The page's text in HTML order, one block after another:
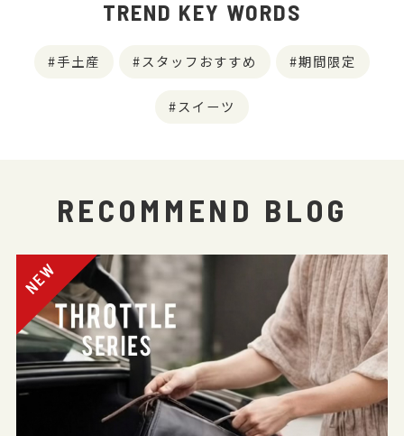
TREND KEY WORDS
手土産 スタッフおすすめ 期間限定
スイーツ
RECOMMEND BLOG